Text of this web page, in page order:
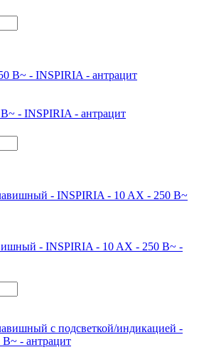
- INSPIRIA - антрацит
- INSPIRIA - 10 AX - 250 В~ -